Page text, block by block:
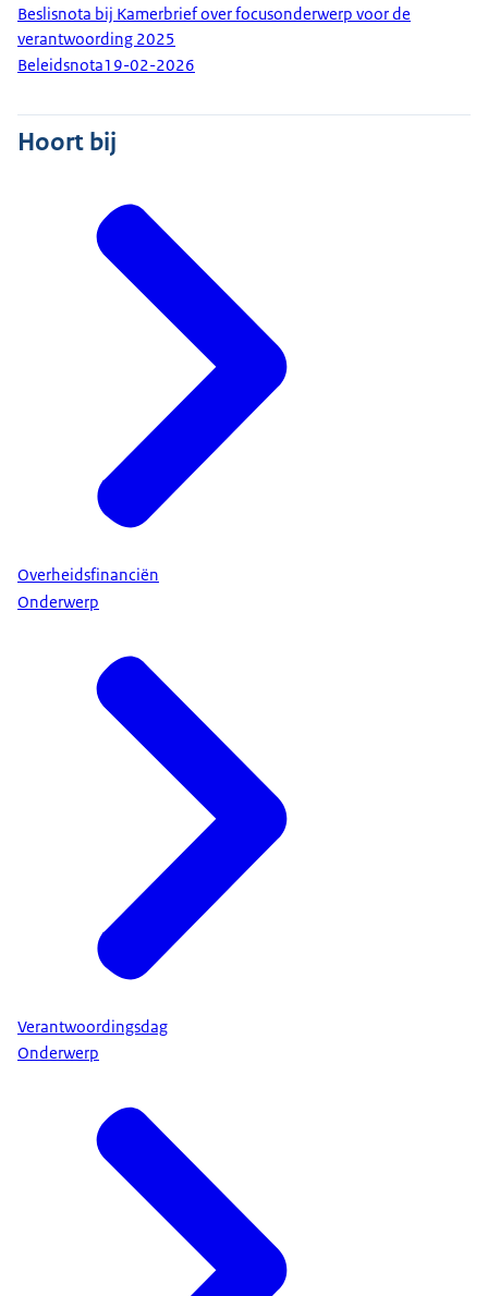
Beslisnota bij Kamerbrief over focusonderwerp voor de
verantwoording 2025
Beleidsnota19-02-2026
Hoort bij
Overheidsfinanciën
Onderwerp
Verantwoordingsdag
Onderwerp